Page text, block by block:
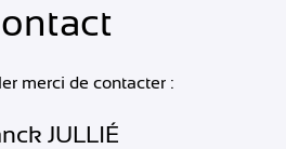
merci de contacter :
JULLIÉ